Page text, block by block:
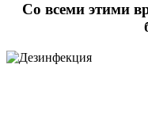
Со всеми этими